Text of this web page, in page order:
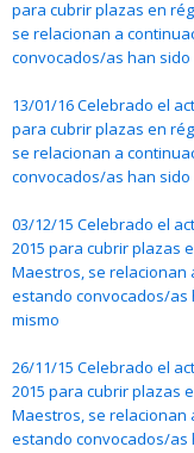
para cubrir plazas en
se relacionan a
convocados/as han
13/01/16 Celebrado el
para cubrir plazas en
se relacionan a
convocados/as han
03/12/15 Celebrado el
2015 para cubrir plazas
Maestros, se
estando convocados/as
mismo
26/11/15 Celebrado el
2015 para cubrir plazas
Maestros, se
estando convocados/as